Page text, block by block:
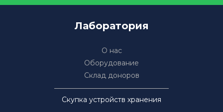
Лаборатория
О нас
Оборудование
Склад доноров
Скупка устройств хранения